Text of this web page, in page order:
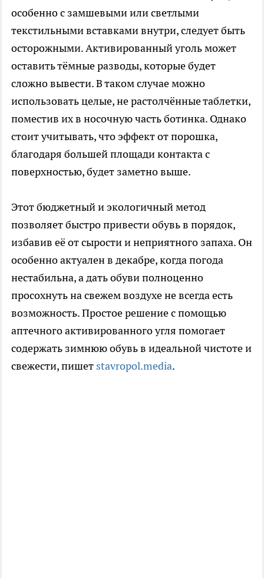
особенно с замшевыми или светлыми
текстильными вставками внутри, следует быть
осторожными. Активированный уголь может
оставить тёмные разводы, которые будет
сложно вывести. В таком случае можно
использовать целые, не растолчённые таблетки,
поместив их в носочную часть ботинка. Однако
стоит учитывать, что эффект от порошка,
благодаря большей площади контакта с
поверхностью, будет заметно выше.
Этот бюджетный и экологичный метод
позволяет быстро привести обувь в порядок,
избавив её от сырости и неприятного запаха. Он
особенно актуален в декабре, когда погода
нестабильна, а дать обуви полноценно
просохнуть на свежем воздухе не всегда есть
возможность. Простое решение с помощью
аптечного активированного угля помогает
содержать зимнюю обувь в идеальной чистоте и
свежести, пишет stavropol.media.